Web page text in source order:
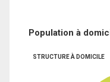
Population à
STRUCTURE À DOMICILE